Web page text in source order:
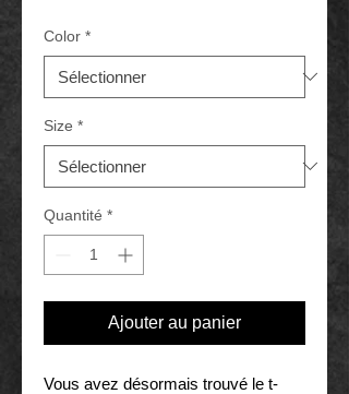
Color *
Size *
Quantité *
Ajouter au panier
Vous avez désormais trouvé le t-